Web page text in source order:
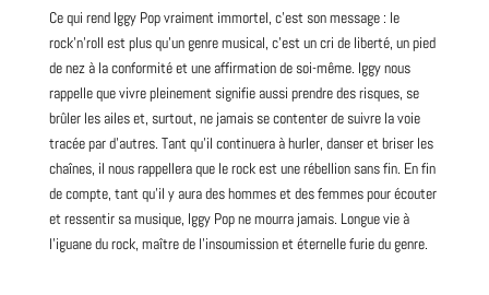
Ce qui rend Iggy Pop vraiment immortel, c’est son message : le
rock’n’roll est plus qu’un genre musical, c’est un cri de liberté, un pied
de nez à la conformité et une affirmation de soi-même. Iggy nous
rappelle que vivre pleinement signifie aussi prendre des risques, se
brûler les ailes et, surtout, ne jamais se contenter de suivre la voie
tracée par d’autres. Tant qu’il continuera à hurler, danser et briser les
chaînes, il nous rappellera que le rock est une rébellion sans fin. En fin
de compte, tant qu’il y aura des hommes et des femmes pour écouter
et ressentir sa musique, Iggy Pop ne mourra jamais. Longue vie à
l’iguane du rock, maître de l’insoumission et éternelle furie du genre.